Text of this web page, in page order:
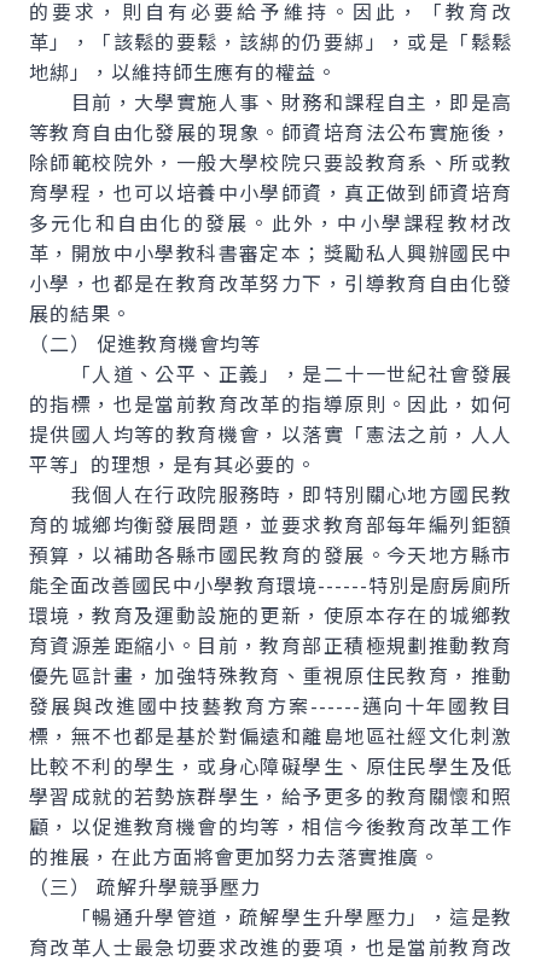
的要求，則自有必要給予維持。因此，「教育改
革」，「該鬆的要鬆，該綁的仍要綁」，或是「鬆鬆
地綁」，以維持師生應有的權益。
目前，大學實施人事、財務和課程自主，即是高
等教育自由化發展的現象。師資培育法公布實施後，
除師範校院外，一般大學校院只要設教育系、所或教
育學程，也可以培養中小學師資，真正做到師資培育
多元化和自由化的發展。此外，中小學課程教材改
革，開放中小學教科書審定本；獎勵私人興辦國民中
小學，也都是在教育改革努力下，引導教育自由化發
展的結果。
（二） 促進教育機會均等
「人道、公平、正義」，是二十一世紀社會發展
的指標，也是當前教育改革的指導原則。因此，如何
提供國人均等的教育機會，以落實「憲法之前，人人
平等」的理想，是有其必要的。
我個人在行政院服務時，即特別關心地方國民教
育的城鄉均衡發展問題，並要求教育部每年編列鉅額
預算，以補助各縣市國民教育的發展。今天地方縣市
能全面改善國民中小學教育環境------特別是廚房廁所
環境，教育及運動設施的更新，使原本存在的城鄉教
育資源差距縮小。目前，教育部正積極規劃推動教育
優先區計畫，加強特殊教育、重視原住民教育，推動
發展與改進國中技藝教育方案------邁向十年國教目
標，無不也都是基於對偏遠和離島地區社經文化刺激
比較不利的學生，或身心障礙學生、原住民學生及低
學習成就的若勢族群學生，給予更多的教育關懷和照
顧，以促進教育機會的均等，相信今後教育改革工作
的推展，在此方面將會更加努力去落實推廣。
（三） 疏解升學競爭壓力
「暢通升學管道，疏解學生升學壓力」，這是教
育改革人士最急切要求改進的要項，也是當前教育改